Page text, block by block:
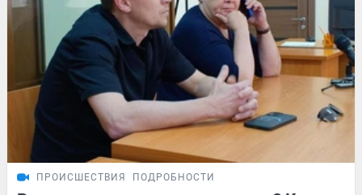
ПРОИСШЕСТВИЯ ПОДРОБНОСТИ